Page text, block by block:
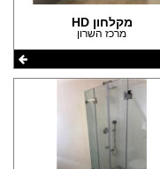
מקלחון HD
מרכז השרון